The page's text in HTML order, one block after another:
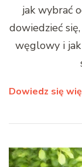
jak wybrać
dowiedzieć
węglowy i
Dowiedz się